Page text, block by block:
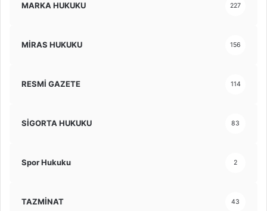
MARKA HUKUKU 227
MİRAS HUKUKU 156
RESMİ GAZETE 114
SİGORTA HUKUKU 83
Spor Hukuku 2
TAZMİNAT 43